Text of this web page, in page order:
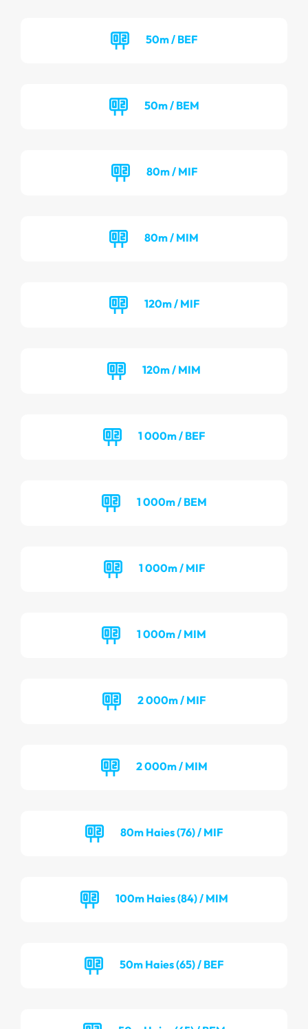
50m / BEF
50m / BEM
80m / MIF
80m / MIM
120m / MIF
120m / MIM
1 000m / BEF
1 000m / BEM
1 000m / MIF
1 000m / MIM
2 000m / MIF
2 000m / MIM
80m Haies (76) / MIF
100m Haies (84) / MIM
50m Haies (65) / BEF